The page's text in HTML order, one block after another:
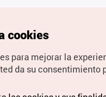
con el sitio
cookies
para mejorar la
da su consentimiento